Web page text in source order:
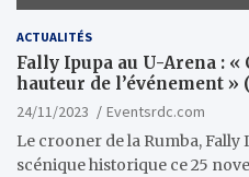
ACTUALITÉS
Fally Ipupa au U-Arena :
hauteur de l’événement »
24/11/2023
Eventsrdc.com
Le crooner de la Rumba,
scénique historique ce 25